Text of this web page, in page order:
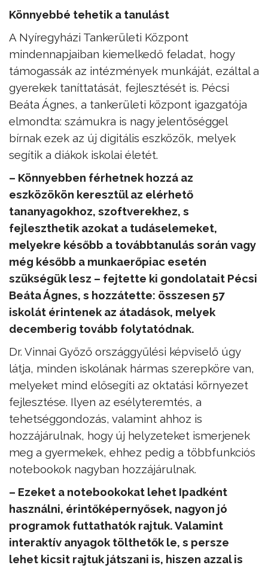
Könnyebbé tehetik a tanulást
A Nyíregyházi Tankerületi Központ
mindennapjaiban kiemelkedő feladat, hogy
támogassák az intézmények munkáját, ezáltal a
gyerekek taníttatását, fejlesztését is. Pécsi
Beáta Ágnes, a tankerületi központ igazgatója
elmondta: számukra is nagy jelentőséggel
bírnak ezek az új digitális eszközök, melyek
segítik a diákok iskolai életét.
– Könnyebben férhetnek hozzá az
eszközökön keresztül az elérhető
tananyagokhoz, szoftverekhez, s
fejleszthetik azokat a tudáselemeket,
melyekre később a továbbtanulás során vagy
még később a munkaerőpiac esetén
szükségük lesz – fejtette ki gondolatait Pécsi
Beáta Ágnes, s hozzátette: összesen 57
iskolát érintenek az átadások, melyek
decemberig tovább folytatódnak.
Dr. Vinnai Győző országgyűlési képviselő úgy
látja, minden iskolának hármas szerepköre van,
melyeket mind elősegíti az oktatási környezet
fejlesztése. Ilyen az esélyteremtés, a
tehetséggondozás, valamint ahhoz is
hozzájárulnak, hogy új helyzeteket ismerjenek
meg a gyermekek, ehhez pedig a többfunkciós
notebookok nagyban hozzájárulnak.
– Ezeket a notebookokat lehet Ipadként
használni, érintőképernyősek, nagyon jó
programok futtathatók rajtuk. Valamint
interaktív anyagok tölthetők le, s persze
lehet kicsit rajtuk játszani is, hiszen azzal is